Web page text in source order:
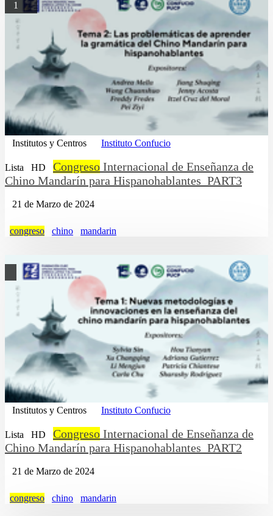
1
Institutos y Centros Instituto Confucio
Lista HD Congreso Internacional de Enseñanza de
Chino Mandarín para Hispanohablantes_PART3
21 de Marzo de 2024
congreso chino mandarin
Institutos y Centros Instituto Confucio
Lista HD Congreso Internacional de Enseñanza de
Chino Mandarín para Hispanohablantes_PART2
21 de Marzo de 2024
congreso chino mandarin